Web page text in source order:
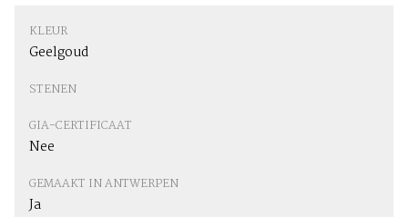
KLEUR
Geelgoud
STENEN
GIA-CERTIFICAAT
Nee
GEMAAKT IN ANTWERPEN
Ja